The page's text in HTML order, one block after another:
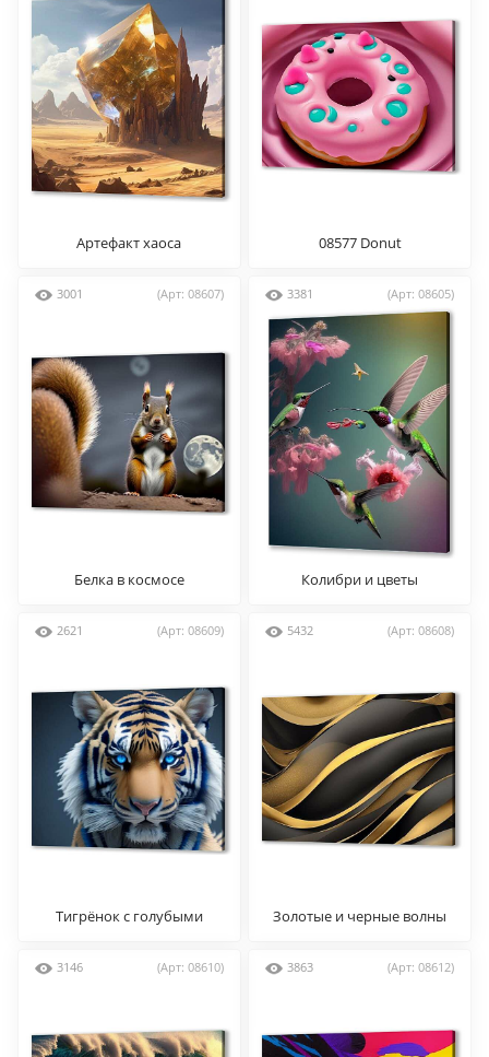
Артефакт хаоса 08577 Donut
3001 (Арт: 08607)
Белка в космосе
3381 (Арт: 08605)
Колибри и цветы
2621 (Арт: 08609)
Тигрёнок с голубыми
5432 (Арт: 08608)
Золотые и черные волны
3146 (Арт: 08610) 3863 (Арт: 08612)